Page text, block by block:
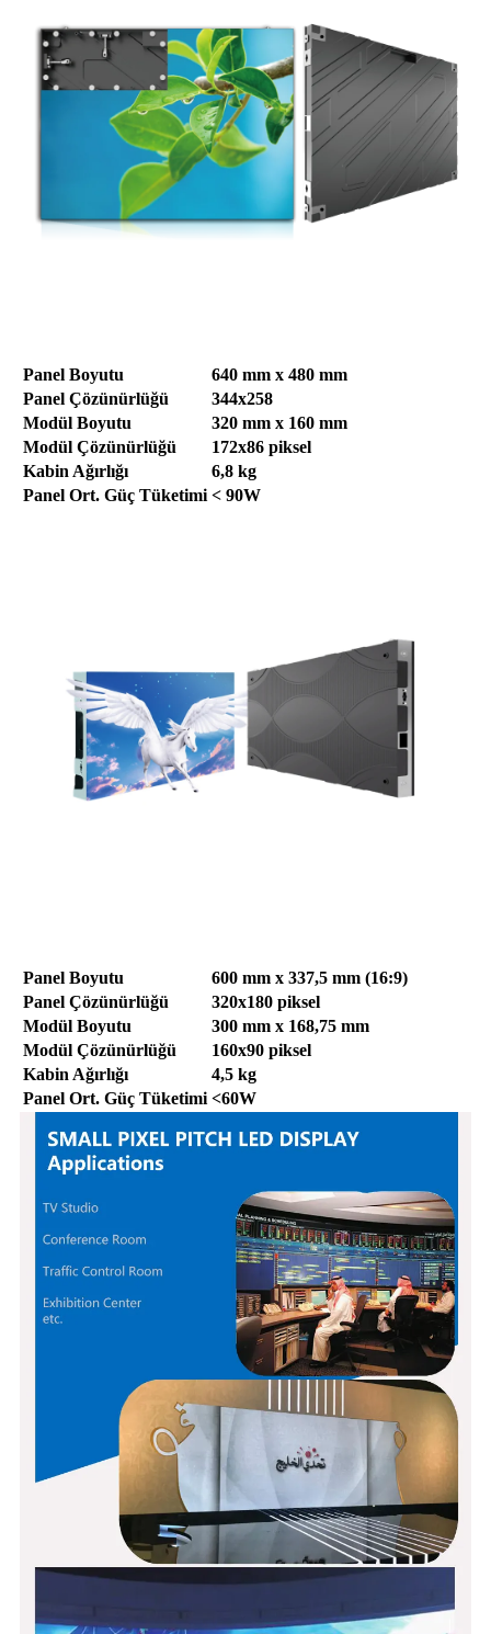
Panel Boyutu
640 mm x 480 mm
Panel Çözünürlüğü
344x258
Modül Boyutu
320 mm x 160 mm
Modül Çözünürlüğü
172x86 piksel
Kabin Ağırlığı
6,8 kg
Panel Ort. Güç Tüketimi < 90W
Panel Boyutu
600 mm x 337,5 mm (16:9)
Panel Çözünürlüğü
320x180 piksel
Modül Boyutu
300 mm x 168,75 mm
Modül Çözünürlüğü
160x90 piksel
Kabin Ağırlığı
4,5 kg
Panel Ort. Güç Tüketimi <60W